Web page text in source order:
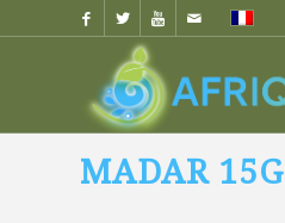
MADAR 15G